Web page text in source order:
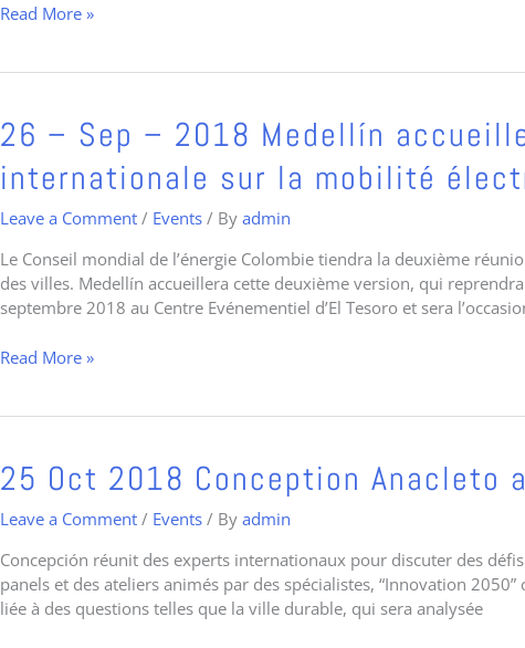
E-
2018,
foire
publique
des
véhicules
électriques
Pérou
Read More »
26 – Sep – 2018 Medellín
internationale sur la mobilité
Leave a Comment / Events / By admin
Le Conseil mondial de l’énergie Colombie tiendra la deuxième
des villes. Medellín accueillera cette deuxième version, qui
septembre 2018 au Centre Evénementiel d’El Tesoro et sera
26
–
Sep
2018
accueillera
la
deuxième
internationale
la
électrique
Read More »
25 Oct 2018 Conception Anacleto
Leave a Comment / Events / By admin
Concepción réunit des experts internationaux pour discuter des
panels et des ateliers animés par des spécialistes, “Innovation
liée à des questions telles que la ville durable, qui sera analysée
25
Oct
2018
Anacleto
angelini